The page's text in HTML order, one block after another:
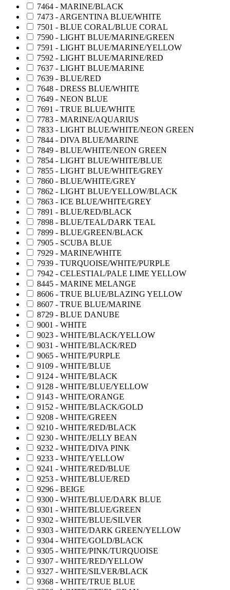
7464 - MARINE/BLACK
7473 - ARGENTINA BLUE/WHITE
7501 - BLUE CORAL/BLUE CORAL
7590 - LIGHT BLUE/MARINE/GREEN
7591 - LIGHT BLUE/MARINE/YELLOW
7592 - LIGHT BLUE/MARINE/RED
7637 - LIGHT BLUE/MARINE
7639 - BLUE/RED
7648 - DRESS BLUE/WHITE
7649 - NEON BLUE
7691 - TRUE BLUE/WHITE
7783 - MARINE/AQUARIUS
7833 - LIGHT BLUE/WHITE/NEON GREEN
7844 - DIVA BLUE/MARINE
7849 - BLUE/WHITE/NEON GREEN
7854 - LIGHT BLUE/WHITE/BLUE
7855 - LIGHT BLUE/WHITE/GREY
7860 - BLUE/WHITE/GREY
7862 - LIGHT BLUE/YELLOW/BLACK
7863 - ICE BLUE/WHITE/GREY
7891 - BLUE/RED/BLACK
7898 - BLUE/TEAL/DARK TEAL
7899 - BLUE/GREEN/BLACK
7905 - SCUBA BLUE
7929 - MARINE/WHITE
7939 - TURQUOISE/WHITE/PURPLE
7942 - CELESTIAL/PALE LIME YELLOW
8445 - MARINE MELANGE
8606 - TRUE BLUE/BLAZING YELLOW
8607 - TRUE BLUE/MARINE
8729 - BLUE DANUBE
9001 - WHITE
9023 - WHITE/BLACK/YELLOW
9031 - WHITE/BLACK/RED
9065 - WHITE/PURPLE
9109 - WHITE/BLUE
9124 - WHITE/BLACK
9128 - WHITE/BLUE/YELLOW
9143 - WHITE/ORANGE
9152 - WHITE/BLACK/GOLD
9208 - WHITE/GREEN
9210 - WHITE/RED/BLACK
9230 - WHITE/JELLY BEAN
9232 - WHITE/DIVA PINK
9233 - WHITE/YELLOW
9241 - WHITE/RED/BLUE
9253 - WHITE/BLUE/RED
9296 - BEIGE
9300 - WHITE/BLUE/DARK BLUE
9301 - WHITE/BLUE/GREEN
9302 - WHITE/BLUE/SILVER
9303 - WHITE/DARK GREEN/YELLOW
9304 - WHITE/GOLD/BLACK
9305 - WHITE/PINK/TURQUOISE
9307 - WHITE/RED/YELLOW
9327 - WHITE/SILVER/BLACK
9368 - WHITE/TRUE BLUE